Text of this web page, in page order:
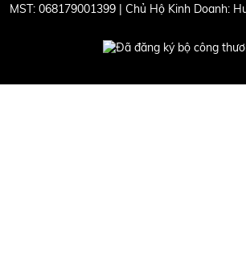
MST: 068179001399 | Chủ Hộ Kinh Doanh: